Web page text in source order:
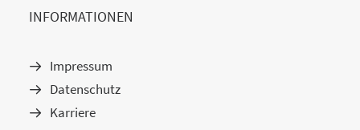
INFORMATIONEN
Impressum
Datenschutz
Karriere